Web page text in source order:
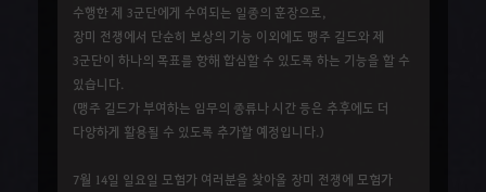
수행한 제 3군단에게 수여되는 일종의 훈장으로,
장미 전쟁에서 단순히 보상의 기능 이외에도 맹주 길드와 제
3군단이 하나의 목표를 향해 합심할 수 있도록 하는 기능을 할 수
있습니다.
(맹주 길드가 부여하는 임무의 종류나 시간 등은 추후에도 더
다양하게 활용될 수 있도록 추가할 예정입니다.)
7월 14일 일요일 모험가 여러분을 찾아올 장미 전쟁에 모험가